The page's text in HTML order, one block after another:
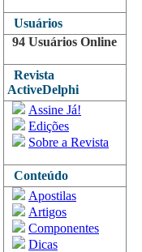
Usuários
94 Usuários Online
Revista
ActiveDelphi
Assine Já!
Edições
Sobre a Revista
Conteúdo
Apostilas
Artigos
Componentes
Dicas